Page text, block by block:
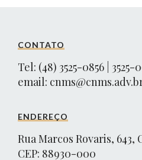
CONTATO
Tel: (48) 3525-0856 | 3525-
email:
ENDEREÇO
Rua Marcos Rovaris, 643,
CEP: 88930-000